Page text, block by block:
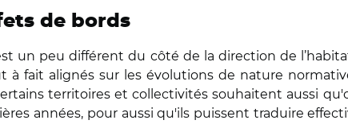
de bords
un peu différent du côté de la direction de
à fait alignés sur les évolutions de nature
territoires et collectivités souhaitent aussi
années, pour aussi qu'ils puissent traduire